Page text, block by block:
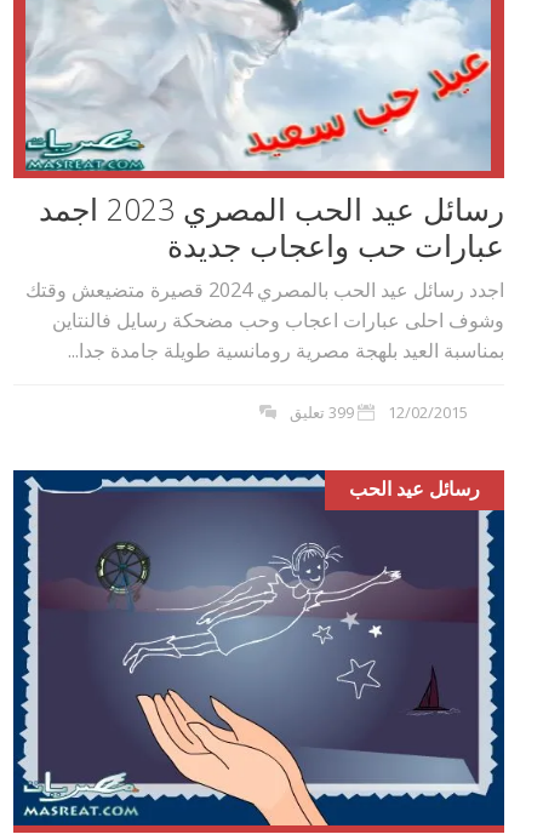
رسائل عيد الحب المصري 2023 اجمد
عبارات حب واعجاب جديدة
اجدد رسائل عيد الحب بالمصري 2024 قصيرة متضيعش وقتك
وشوف احلى عبارات اعجاب وحب مضحكة رسايل فالنتاين
بمناسبة العيد بلهجة مصرية رومانسية طويلة جامدة جدا...
12/02/2015 399 تعليق
رسائل عيد الحب